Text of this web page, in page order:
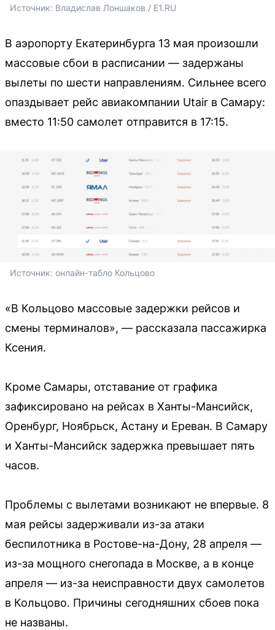
Источник: Владислав Лоншаков / E1.RU
В аэропорту Екатеринбурга 13 мая произошли
массовые сбои в расписании — задержаны
вылеты по шести направлениям. Сильнее всего
опаздывает рейс авиакомпании Utair в Самару:
вместо 11:50 самолет отправится в 17:15.
Источник: онлайн-табло Кольцово
«В Кольцово массовые задержки рейсов и
смены терминалов», — рассказала пассажирка
Ксения.
Кроме Самары, отставание от графика
зафиксировано на рейсах в Ханты-Мансийск,
Оренбург, Ноябрьск, Астану и Ереван. В Самару
и Ханты-Мансийск задержка превышает пять
часов.
Проблемы с вылетами возникают не впервые. 8
мая рейсы задерживали из-за атаки
беспилотника в Ростове-на-Дону, 28 апреля —
из-за мощного снегопада в Москве, а в конце
апреля — из-за неисправности двух самолетов
в Кольцово. Причины сегодняшних сбоев пока
не названы.